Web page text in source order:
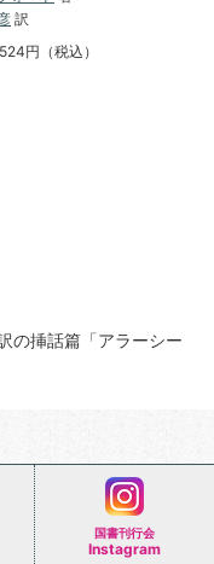
訳
円（税込）
の挿話篇「アラーシー
国書刊行会
Instagram